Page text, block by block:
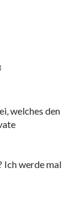
welches den
Ich werde mal